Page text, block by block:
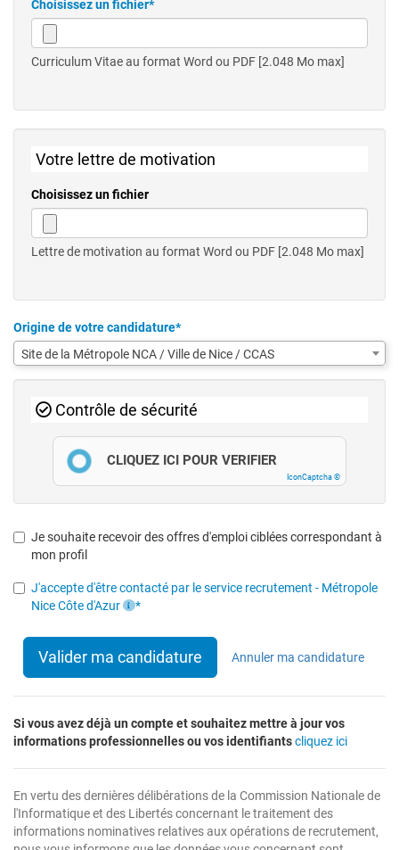
Choisissez un fichier*
Curriculum Vitae au format Word ou PDF [2.048 Mo max]
Votre lettre de motivation
Choisissez un fichier
Lettre de motivation au format Word ou PDF [2.048 Mo max]
Origine de votre candidature*
Site de la Métropole NCA / Ville de Nice / CCAS
Contrôle de sécurité
IconCaptcha ©
CLIQUEZ ICI POUR VÉRIFIER
Je souhaite recevoir des offres d'emploi ciblées correspondant à
mon profil
J'accepte d'être contacté par le service recrutement - Métropole
Nice Côte d'Azur
*
Valider ma candidature Annuler ma candidature
Si vous avez déjà un compte et souhaitez mettre à jour vos
informations professionnelles ou vos identifiantscliquez ici
En vertu des dernières délibérations de la Commission Nationale de
l'Informatique et des Libertés concernant le traitement des
informations nominatives relatives aux opérations de recrutement,